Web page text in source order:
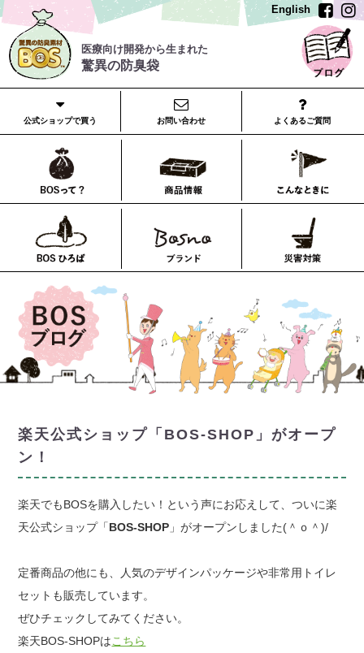
医療向け開発から生まれた
驚異の防臭袋
English
公式ショップで買う お問い合わせ よくあるご質問
楽天公式ショップ「BOS-SHOP」がオープ
ン！
楽天でもBOSを購入したい！という声にお応えして、ついに楽
天公式ショップ「BOS-SHOP 」がオープンしました(＾ｏ＾)/
定番商品の他にも、人気のデザインパッケージや非常用トイレ
セットも販売しています。
ぜひチェックしてみてください。
楽天BOS-SHOPはこちら